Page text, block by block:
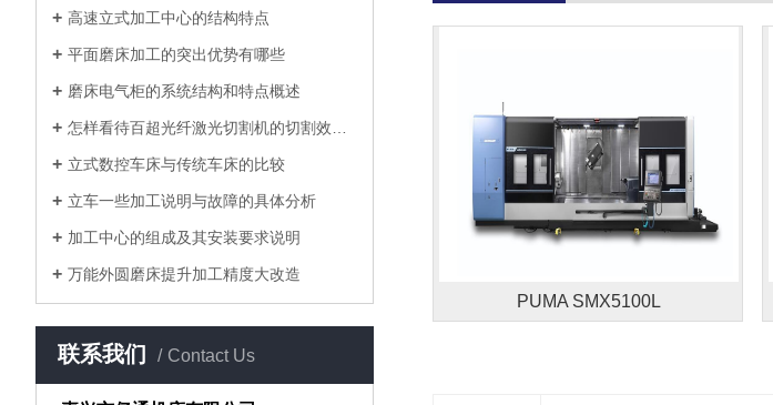
高速立式加工中心的结构特点
平面磨床加工的突出优势有哪些
磨床电气柜的系统结构和特点概述
怎样看待百超光纤激光切割机的切割效果···
立式数控车床与传统车床的比较
立车一些加工说明与故障的具体分析
加工中心的组成及其安装要求说明
万能外圆磨床提升加工精度大改造
联系我们 Contact Us
PUMA SMX5100L